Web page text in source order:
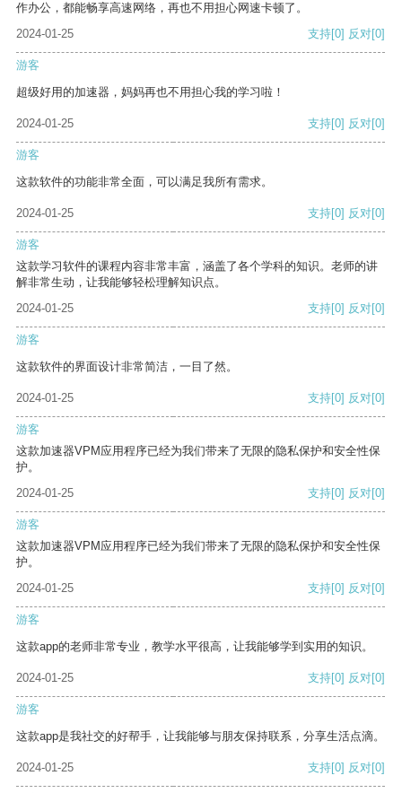
作办公，都能畅享高速网络，再也不用担心网速卡顿了。
2024-01-25
支持[0] 反对[0]
游客
超级好用的加速器，妈妈再也不用担心我的学习啦！
2024-01-25 支持[0] 反对[0]
游客
这款软件的功能非常全面，可以满足我所有需求。
2024-01-25 支持[0] 反对[0]
游客
这款学习软件的课程内容非常丰富，涵盖了各个学科的知识。老师的讲
解非常生动，让我能够轻松理解知识点。
2024-01-25
支持[0] 反对[0]
游客
这款软件的界面设计非常简洁，一目了然。
2024-01-25 支持[0] 反对[0]
游客
这款加速器VPM应用程序已经为我们带来了无限的隐私保护和安全性保
护。
2024-01-25
支持[0] 反对[0]
游客
这款加速器VPM应用程序已经为我们带来了无限的隐私保护和安全性保
护。
2024-01-25
支持[0] 反对[0]
游客
这款app的老师非常专业，教学水平很高，让我能够学到实用的知识。
2024-01-25 支持[0] 反对[0]
游客
这款app是我社交的好帮手，让我能够与朋友保持联系，分享生活点滴。
2024-01-25 支持[0] 反对[0]